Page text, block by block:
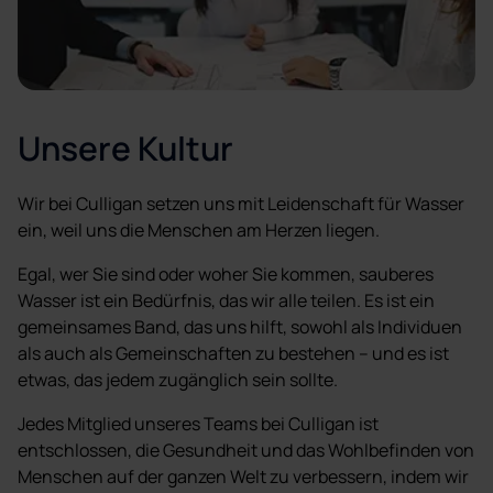
Unsere Kultur
Wir bei Culligan setzen uns mit Leidenschaft für Wasser
ein, weil uns die Menschen am Herzen liegen.
Egal, wer Sie sind oder woher Sie kommen, sauberes
Wasser ist ein Bedürfnis, das wir alle teilen. Es ist ein
gemeinsames Band, das uns hilft, sowohl als Individuen
als auch als Gemeinschaften zu bestehen – und es ist
etwas, das jedem zugänglich sein sollte.
Jedes Mitglied unseres Teams bei Culligan ist
entschlossen, die Gesundheit und das Wohlbefinden von
Menschen auf der ganzen Welt zu verbessern, indem wir